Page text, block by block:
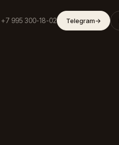
+7 995 300-18-02 Telegram→